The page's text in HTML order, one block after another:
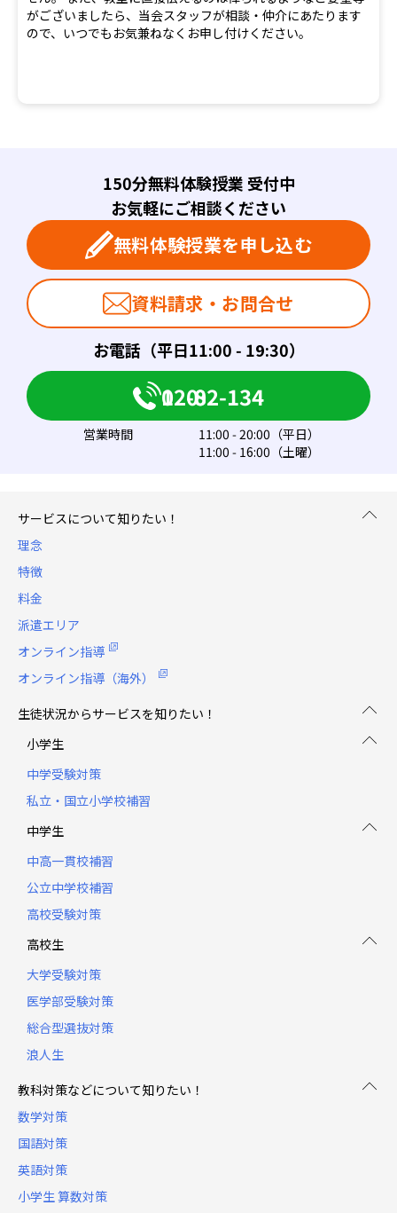
がございましたら、当会スタッフが相談・仲介にあたります
ので、いつでもお気兼ねなくお申し付けください。
お電話（平日11:00 - 19:30）
150分無料体験授業 受付中
お気軽にご相談ください
0120-082-134
無料体験授業を申し込む
営業時間
11:00 - 20:00（平日）
11:00 - 16:00（土曜）
資料請求・お問合せ
サービスについて知りたい！
理念
特徴
料金
派遣エリア
オンライン指導
オンライン指導（海外）
生徒状況からサービスを知りたい！
小学生
中学受験対策
私立・国立小学校補習
中学生
中高一貫校補習
公立中学校補習
高校受験対策
高校生
大学受験対策
医学部受験対策
総合型選抜対策
浪人生
教科対策などについて知りたい！
数学対策
国語対策
英語対策
小学生 算数対策